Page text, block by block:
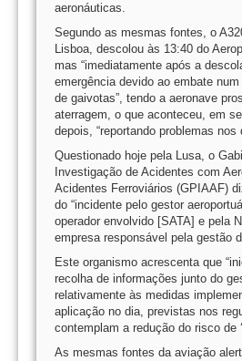
aeronáuticas.
Segundo as mesmas fontes, o
Lisboa, descolou às 13:40 do
mas “imediatamente após a
emergência devido ao embate
de gaivotas”, tendo a aeronave
aterragem, o que aconteceu, em
depois, “reportando problemas nos
Questionado hoje pela Lusa, o
Investigação de Acidentes com
Acidentes Ferroviários (GPIAAF)
do “incidente pelo gestor
operador envolvido [SATA] e pela
empresa responsável pela gestão
Este organismo acrescenta que
recolha de informações junto do
relativamente às medidas
aplicação no dia, previstas nos
contemplam a redução do risco de
As mesmas fontes da aviação